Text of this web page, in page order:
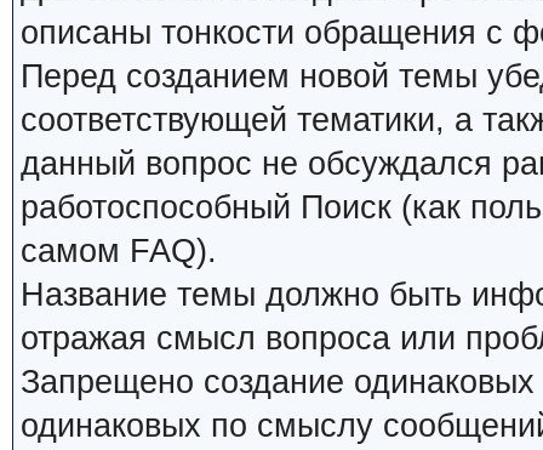
описаны тонкости обращения с
Перед созданием новой темы
соответствующей тематики, а
данный вопрос не обсуждался
работоспособный Поиск (как
самом FAQ).
Название темы должно быть
отражая смысл вопроса или
Запрещено создание
одинаковых по смыслу